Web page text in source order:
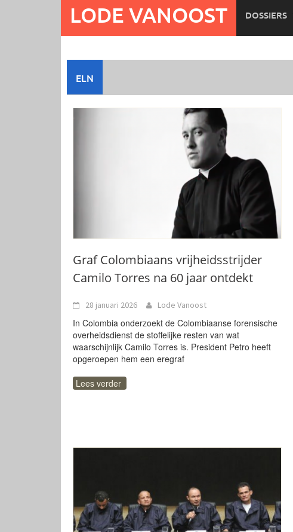
LODE VANOOST DOSSIERS
ELN
Graf Colombiaans vrijheidsstrijder
Camilo Torres na 60 jaar ontdekt
28 januari 2026 Lode Vanoost
In Colombia onderzoekt de Colombiaanse forensische
overheidsdienst de stoffelijke resten van wat
waarschijnlijk Camilo Torres is. President Petro heeft
opgeroepen hem een eregraf
Lees verder